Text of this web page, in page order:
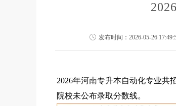
发布时间：2026-05-26
2026年河南专升本自动化专业共
院校未公布录取分数线。